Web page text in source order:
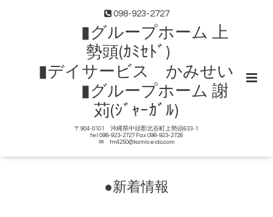
098-923-2727
▮グループホーム 上
勢頭(ｶﾐｾﾄﾞ)
▮デイサービス かみせい
▮グループホーム 謝
苅(ｼﾞｬｰｶﾞﾙ)
〒904-0101 沖縄県中頭郡北谷町上勢頭633-1
tel 098-923-2727 Fax 098-923-2728
✉ tm4250@kamiseido.com
●新着情報